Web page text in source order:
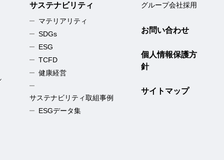
サステナビリティ
マテリアリティ
SDGs
ESG
TCFD
健康経営
サステナビリティ取組事例
ESGデータ集
グループ会社採用
お問い合わせ
個人情報保護方
針
サイトマップ